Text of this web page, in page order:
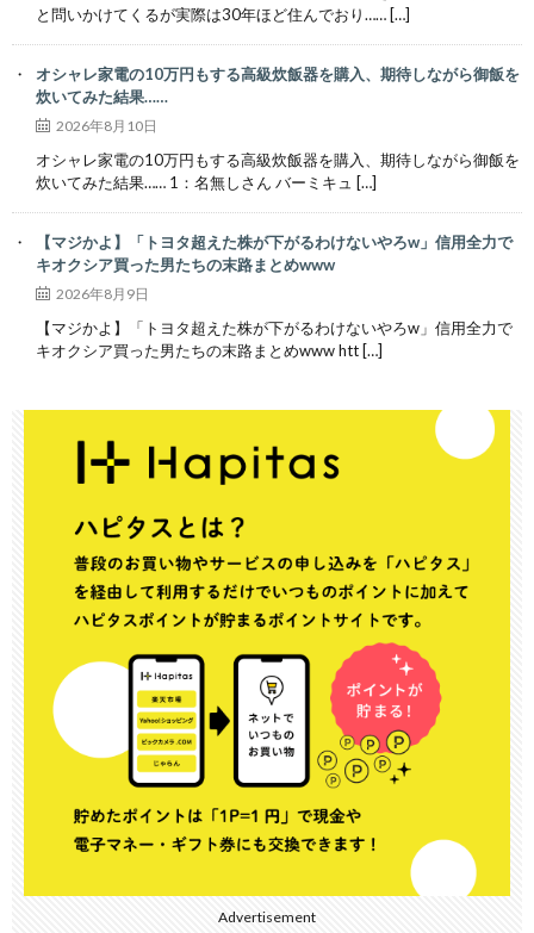
と問いかけてくるが実際は30年ほど住んでおり…… […]
オシャレ家電の10万円もする高級炊飯器を購入、期待しながら御飯を
炊いてみた結果……
2026年8月10日
オシャレ家電の10万円もする高級炊飯器を購入、期待しながら御飯を
炊いてみた結果…… 1：名無しさん バーミキュ […]
【マジかよ】「トヨタ超えた株が下がるわけないやろw」信用全力で
キオクシア買った男たちの末路まとめwww
2026年8月9日
【マジかよ】「トヨタ超えた株が下がるわけないやろw」信用全力で
キオクシア買った男たちの末路まとめwww htt […]
Advertisement